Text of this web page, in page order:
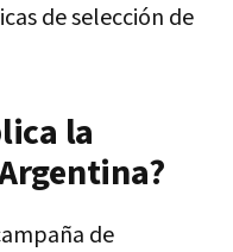
de selección de
la
de